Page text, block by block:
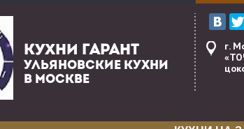
КУХНИ ГАРАНТ
УЛЬЯНОВСКИЕ КУХНИ
В МОСКВЕ
г.